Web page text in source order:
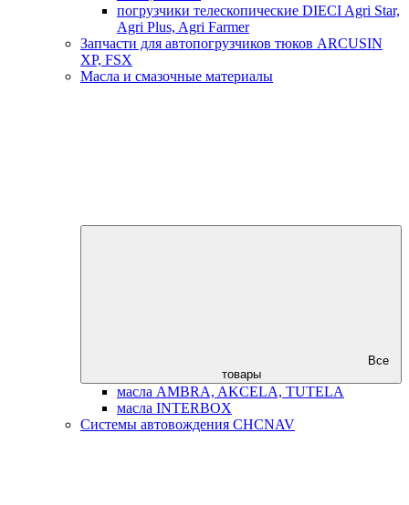
погрузчики телескопические DIECI Agri Star,
Agri Plus, Agri Farmer
Запчасти для автопогрузчиков тюков ARCUSIN
XP, FSX
Масла и смазочные материалы
Все
товары
масла AMBRA, AKCELA, TUTELA
масла INTERBOX
Системы автовождения CHCNAV